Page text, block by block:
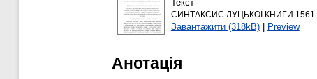
Текст
CИНТАКСИС ЛУЦЬКОЇ КНИГИ 1561
Завантажити (318kB)| Preview
Анотація